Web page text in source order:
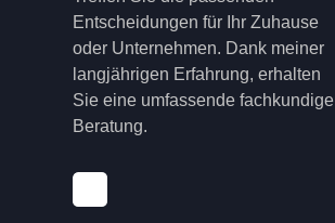
Entscheidungen für Ihr Zuhause
oder Unternehmen. Dank meiner
langjährigen Erfahrung, erhalten
Sie eine umfassende fachkundige
Beratung.